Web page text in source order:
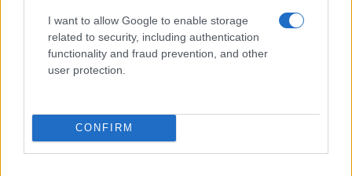
I want to allow Google to enable storage
related to security, including authentication
functionality and fraud prevention, and other
user protection.
CONFIRM
18η συνεχόμενη χρονιά για τον ΟΤΕ στη διεθνή σειρά
δεικτών FTSE4Good
Alpha Bank: Για πρώτη φορά το Αρχαίο Θέατρο Επιδαύρου
άνοιξε τις πύλες του σε όλους